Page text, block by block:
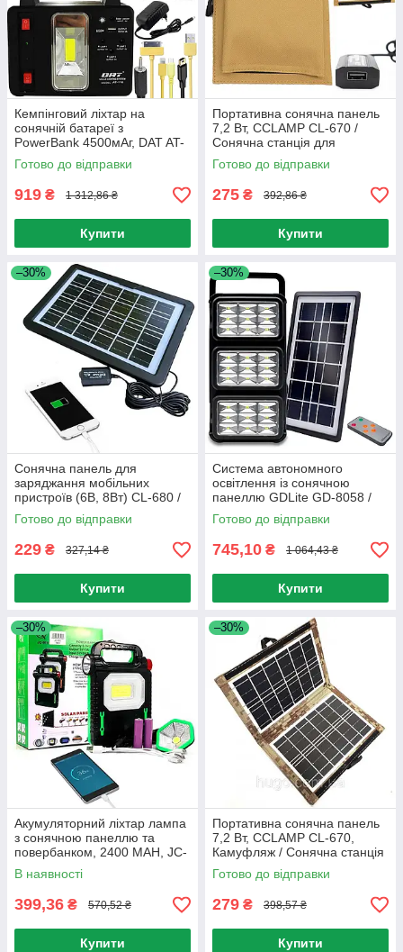
Кемпінговий ліхтар на
сонячній батареї з
PowerBank 4500мАг, DAT AT-
118 + 3 лампи /
Освітлювальна станція
Готово до відправки
919 ₴ 1 312,86 ₴
Купити
Портативна сонячна панель
7,2 Вт, CCLAMP CL-670 /
Сонячна станція для
заряджання мобільних
пристроїв
Готово до відправки
275 ₴ 392,86 ₴
Купити
–30%
Сонячна панель для
заряджання мобільних
пристроїв (6В, 8Вт) CL-680 /
Портативна сонячна станція
Готово до відправки
229 ₴ 327,14 ₴
Купити
–30%
Система автономного
освітлення із сонячною
панеллю GDLite GD-8058 /
Портативна сонячна станція
Готово до відправки
745,10 ₴ 1 064,43 ₴
Купити
–30%
Акумуляторний ліхтар лампа
з сонячною панеллю та
повербанком, 2400 MAH, JC-
918 / Сонячна станція
В наявності
399,36 ₴ 570,52 ₴
Купити
–30%
Портативна сонячна панель
7,2 Вт, CCLAMP CL-670,
Камуфляж / Сонячна станція
для заряджання мобільних
пристроїв
Готово до відправки
279 ₴ 398,57 ₴
Купити